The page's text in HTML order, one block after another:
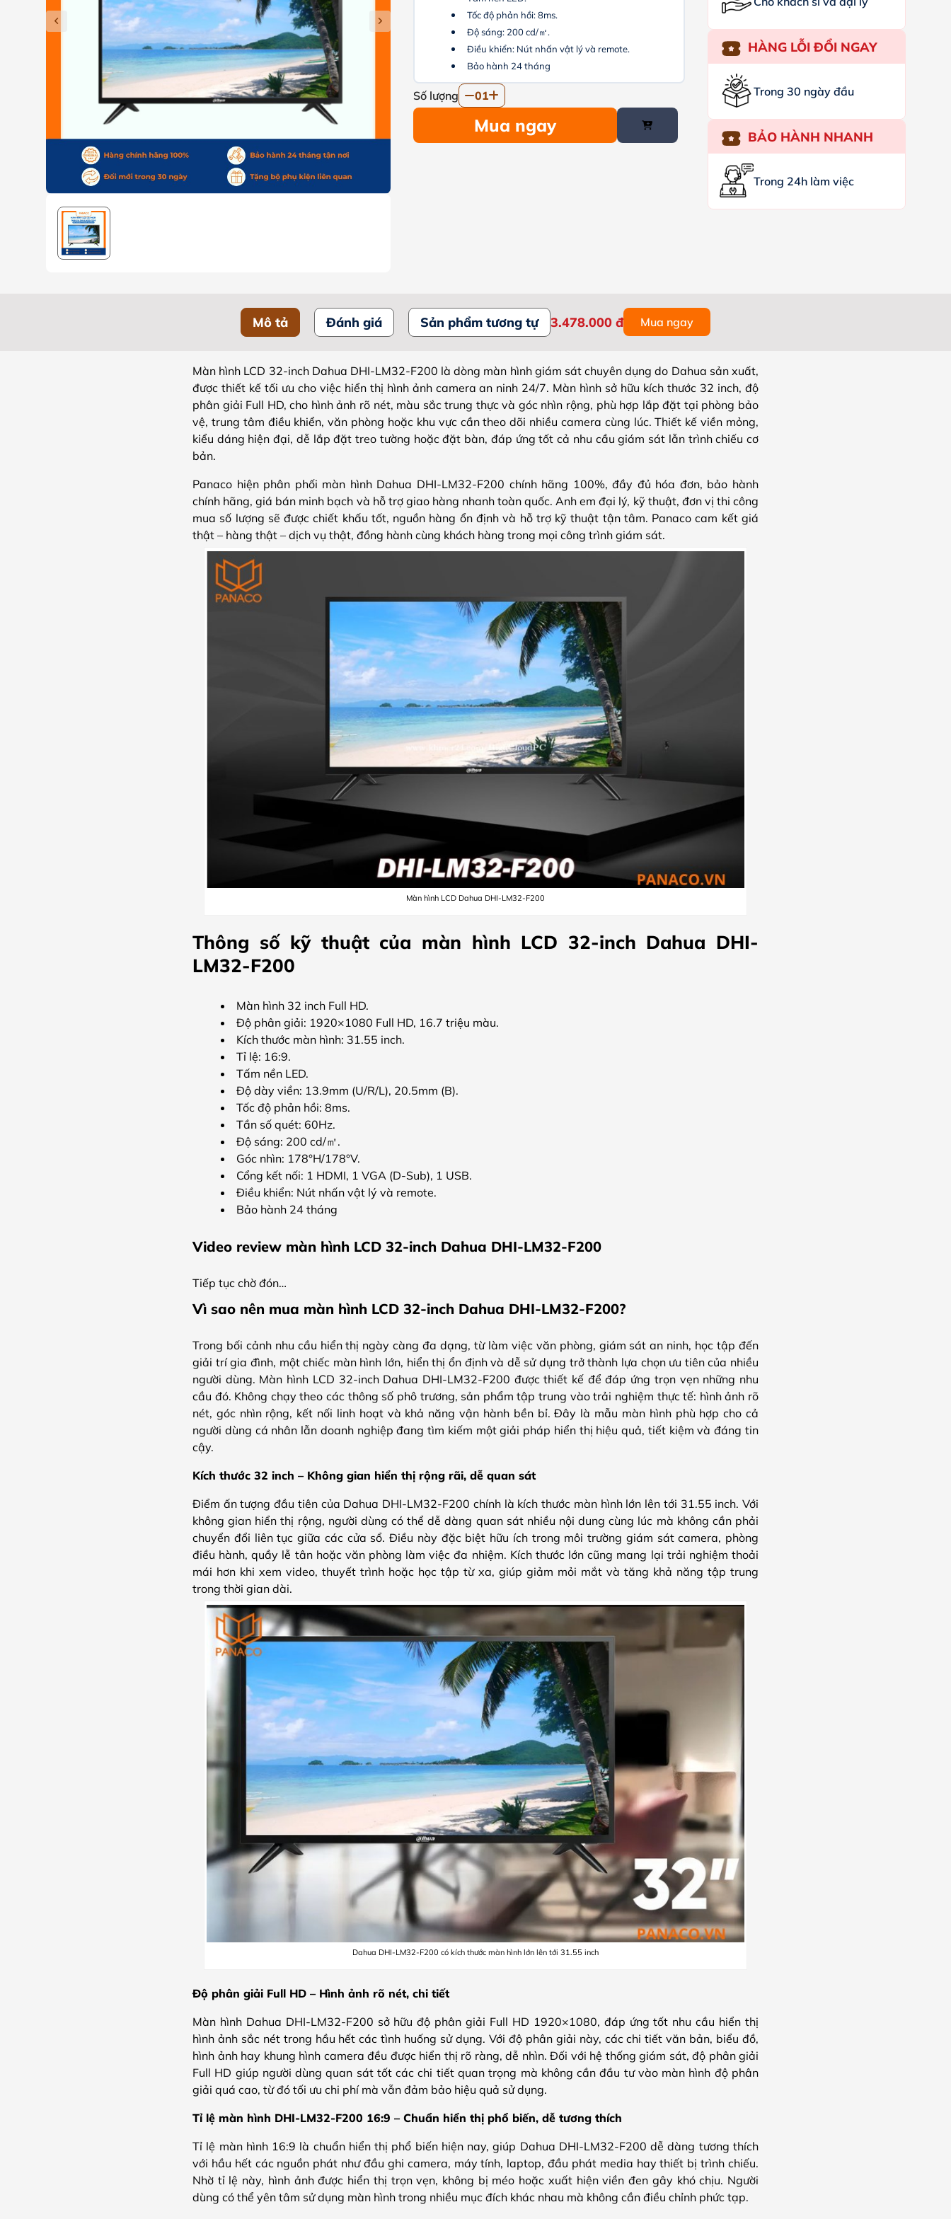
Tốc độ phản hồi: 8ms.
Độ sáng: 200 cd/㎡.
Điều khiển: Nút nhấn vật lý và remote.
Bảo hành 24 tháng
Số lượng 01
Mua ngay
HÀNG LỖI ĐỔI NGAY
Trong 30 ngày đầu
BẢO HÀNH NHANH
Trong 24h làm việc
Mô tả Đánh giá Sản phẩm tương tự 3.478.000 đ Mua ngay
Màn hình LCD 32-inch Dahua DHI-LM32-F200 là dòng màn hình giám sát chuyên dụng do Dahua sản xuất,
được thiết kế tối ưu cho việc hiển thị hình ảnh camera an ninh 24/7. Màn hình sở hữu kích thước 32 inch, độ
phân giải Full HD, cho hình ảnh rõ nét, màu sắc trung thực và góc nhìn rộng, phù hợp lắp đặt tại phòng bảo
vệ, trung tâm điều khiển, văn phòng hoặc khu vực cần theo dõi nhiều camera cùng lúc. Thiết kế viền mỏng,
kiểu dáng hiện đại, dễ lắp đặt treo tường hoặc đặt bàn, đáp ứng tốt cả nhu cầu giám sát lẫn trình chiếu cơ
bản.
Panaco hiện phân phối màn hình Dahua DHI-LM32-F200 chính hãng 100%, đầy đủ hóa đơn, bảo hành
chính hãng, giá bán minh bạch và hỗ trợ giao hàng nhanh toàn quốc. Anh em đại lý, kỹ thuật, đơn vị thi công
mua số lượng sẽ được chiết khấu tốt, nguồn hàng ổn định và hỗ trợ kỹ thuật tận tâm. Panaco cam kết giá
thật – hàng thật – dịch vụ thật, đồng hành cùng khách hàng trong mọi công trình giám sát.
Màn hình LCD Dahua DHI-LM32-F200
Thông số kỹ thuật của màn hình LCD 32-inch Dahua DHI-
LM32-F200
Màn hình 32 inch Full HD.
Độ phân giải: 1920×1080 Full HD, 16.7 triệu màu.
Kích thước màn hình: 31.55 inch.
Tỉ lệ: 16:9.
Tấm nền LED.
Độ dày viền: 13.9mm (U/R/L), 20.5mm (B).
Tốc độ phản hồi: 8ms.
Tần số quét: 60Hz.
Độ sáng: 200 cd/㎡.
Góc nhìn: 178°H/178°V.
Cổng kết nối: 1 HDMI, 1 VGA (D-Sub), 1 USB.
Điều khiển: Nút nhấn vật lý và remote.
Bảo hành 24 tháng
Video review màn hình LCD 32-inch Dahua DHI-LM32-F200
Tiếp tục chờ đón…
Vì sao nên mua màn hình LCD 32-inch Dahua DHI-LM32-F200?
Trong bối cảnh nhu cầu hiển thị ngày càng đa dạng, từ làm việc văn phòng, giám sát an ninh, học tập đến
giải trí gia đình, một chiếc màn hình lớn, hiển thị ổn định và dễ sử dụng trở thành lựa chọn ưu tiên của nhiều
người dùng. Màn hình LCD 32-inch Dahua DHI-LM32-F200 được thiết kế để đáp ứng trọn vẹn những nhu
cầu đó. Không chạy theo các thông số phô trương, sản phẩm tập trung vào trải nghiệm thực tế: hình ảnh rõ
nét, góc nhìn rộng, kết nối linh hoạt và khả năng vận hành bền bỉ. Đây là mẫu màn hình phù hợp cho cả
người dùng cá nhân lẫn doanh nghiệp đang tìm kiếm một giải pháp hiển thị hiệu quả, tiết kiệm và đáng tin
cậy.
Kích thước 32 inch – Không gian hiển thị rộng rãi, dễ quan sát
Điểm ấn tượng đầu tiên của Dahua DHI-LM32-F200 chính là kích thước màn hình lớn lên tới 31.55 inch. Với
không gian hiển thị rộng, người dùng có thể dễ dàng quan sát nhiều nội dung cùng lúc mà không cần phải
chuyển đổi liên tục giữa các cửa sổ. Điều này đặc biệt hữu ích trong môi trường giám sát camera, phòng
điều hành, quầy lễ tân hoặc văn phòng làm việc đa nhiệm. Kích thước lớn cũng mang lại trải nghiệm thoải
mái hơn khi xem video, thuyết trình hoặc học tập từ xa, giúp giảm mỏi mắt và tăng khả năng tập trung
trong thời gian dài.
Dahua DHI-LM32-F200 có kích thước màn hình lớn lên tới 31.55 inch
Độ phân giải Full HD – Hình ảnh rõ nét, chi tiết
Màn hình Dahua DHI-LM32-F200 sở hữu độ phân giải Full HD 1920×1080, đáp ứng tốt nhu cầu hiển thị
hình ảnh sắc nét trong hầu hết các tình huống sử dụng. Với độ phân giải này, các chi tiết văn bản, biểu đồ,
hình ảnh hay khung hình camera đều được hiển thị rõ ràng, dễ nhìn. Đối với hệ thống giám sát, độ phân giải
Full HD giúp người dùng quan sát tốt các chi tiết quan trọng mà không cần đầu tư vào màn hình độ phân
giải quá cao, từ đó tối ưu chi phí mà vẫn đảm bảo hiệu quả sử dụng.
Tỉ lệ màn hình DHI-LM32-F200 16:9 – Chuẩn hiển thị phổ biến, dễ tương thích
Tỉ lệ màn hình 16:9 là chuẩn hiển thị phổ biến hiện nay, giúp Dahua DHI-LM32-F200 dễ dàng tương thích
với hầu hết các nguồn phát như đầu ghi camera, máy tính, laptop, đầu phát media hay thiết bị trình chiếu.
Nhờ tỉ lệ này, hình ảnh được hiển thị trọn vẹn, không bị méo hoặc xuất hiện viền đen gây khó chịu. Người
dùng có thể yên tâm sử dụng màn hình trong nhiều mục đích khác nhau mà không cần điều chỉnh phức tạp.